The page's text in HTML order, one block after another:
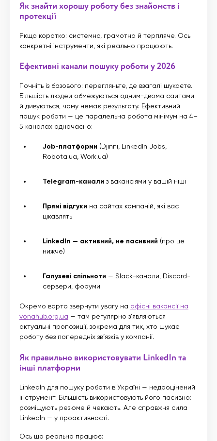
Як знайти хорошу роботу без знайомств і
протекції
Якщо коротко: системно, грамотно й терпляче. Ось
конкретні інструменти, які реально працюють.
Ефективні канали пошуку роботи у 2026
Почніть із базового: перегляньте, де взагалі шукаєте.
Більшість людей обмежуються одним-двома сайтами
й дивуються, чому немає результату. Ефективний
пошук роботи — це паралельна робота мінімум на 4–
5 каналах одночасно:
Job-платформи (Djinni, LinkedIn Jobs,
Robota.ua, Work.ua)
Telegram-канали з вакансіями у вашій ніші
Прямі відгуки на сайтах компаній, які вас
цікавлять
LinkedIn — активний, не пасивний (про це
нижче)
Галузеві спільноти — Slack-канали, Discord-
сервери, форуми
Окремо варто звернути увагу на офісні вакансії на
vonahub.org.ua — там регулярно з’являються
актуальні пропозиції, зокрема для тих, хто шукає
роботу без попередніх зв’язків у компанії.
Як правильно використовувати LinkedIn та
інші платформи
LinkedIn для пошуку роботи в Україні — недооцінений
інструмент. Більшість використовують його пасивно:
розміщують резюме й чекають. Але справжня сила
LinkedIn — у проактивності.
Ось що реально працює: